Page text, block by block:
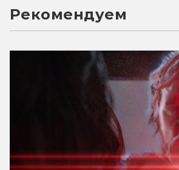
Рекомендуем